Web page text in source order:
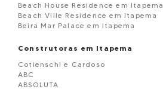
Beach House Residence em Itapema
Beach Ville Residence em Itapema
Beira Mar Palace em Itapema
BELVEDERE
Blue View em Itapema
Boulevard Dois 86 em Itapema
BOURBON RESIDENCE
Construtoras em Itapema
Cotienschi e Cardoso
ABC
ABSOLUTA